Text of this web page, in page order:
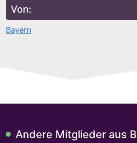
Von:
Bayern
Andere Mitglieder aus